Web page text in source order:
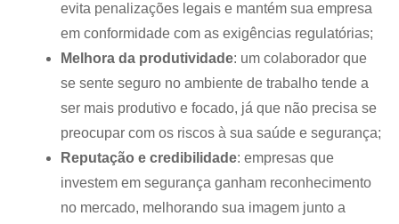
evita penalizações legais e mantém sua empresa
em conformidade com as exigências regulatórias;
Melhora da produtividade: um colaborador que
se sente seguro no ambiente de trabalho tende a
ser mais produtivo e focado, já que não precisa se
preocupar com os riscos à sua saúde e segurança;
Reputação e credibilidade: empresas que
investem em segurança ganham reconhecimento
no mercado, melhorando sua imagem junto a